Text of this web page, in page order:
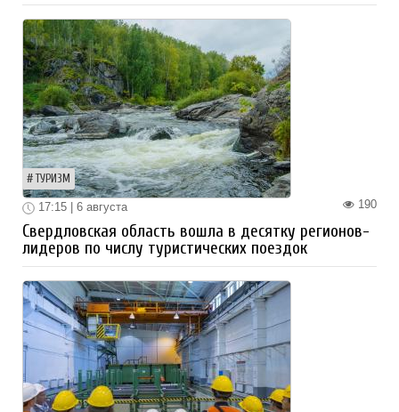
ТУРИЗМ
190
17:15 | 6 августа
Свердловская область вошла в десятку регионов-
лидеров по числу туристических поездок